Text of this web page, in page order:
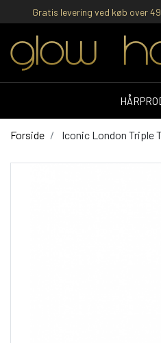
Gratis levering ved køb over
Forside Iconic London Triple